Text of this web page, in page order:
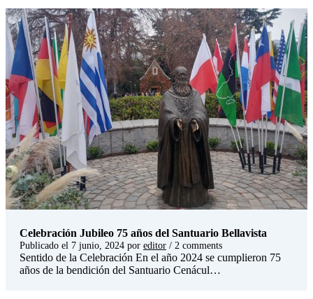
Celebración Jubileo 75 años del Santuario Bellavista
Publicado el 7 junio, 2024 por editor / 2 comments
Sentido de la Celebración En el año 2024 se cumplieron 75
años de la bendición del Santuario Cenácul…